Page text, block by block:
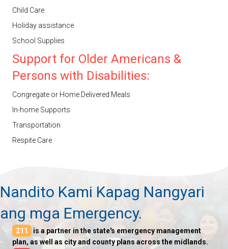
Child Care
Holiday assistance
School Supplies
Support for Older Americans &
Persons with Disabilities:
Congregate or Home Delivered Meals
In-home Supports
Transportation
Respite Care
Nandito Kami Kapag Nangyari
ang mga Emergency.
211
is a partner in the state's emergency management
plan, as well as city and county plans across the midlands.